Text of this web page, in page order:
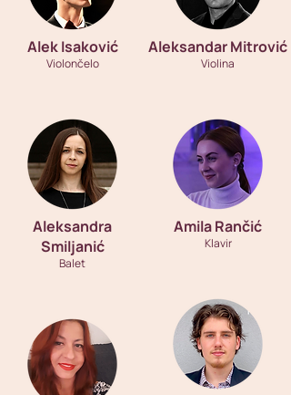
Alek Isaković
Violončelo
Aleksandra
Smiljanić
Balet
Aleksandar Mitrović
Violina
Amila Rančić
Klavir